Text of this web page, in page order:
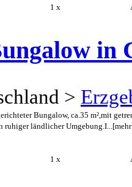
1 x
in
>
Bungalow, ca.35 m²,mit
ruhiger ländlicher Umgebung.I...
1 x